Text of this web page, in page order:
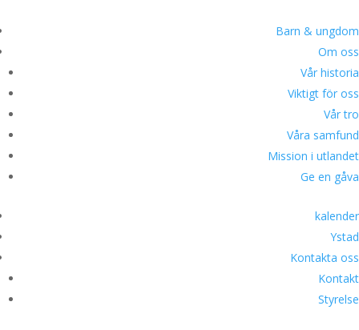
Barn & ungdom
Om oss
Vår historia
Viktigt för oss
Vår tro
Våra samfund
Mission i utlandet
Ge en gåva
kalender
Ystad
Kontakta oss
Kontakt
Styrelse